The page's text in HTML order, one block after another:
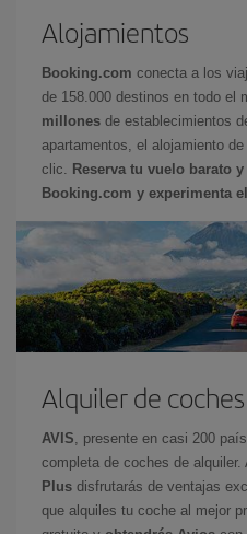
Alojamientos
Booking.com conecta a los
de 158.000 destinos en todo el
millones de establecimientos
apartamentos, el alojamiento
clic.
Reserva tu vuelo barato
Booking.com y experimenta
Alquiler de coches
AVIS , presente en casi 200
completa de coches de alquiler.
Plus disfrutarás de ventajas
que alquiles tu coche al mejor